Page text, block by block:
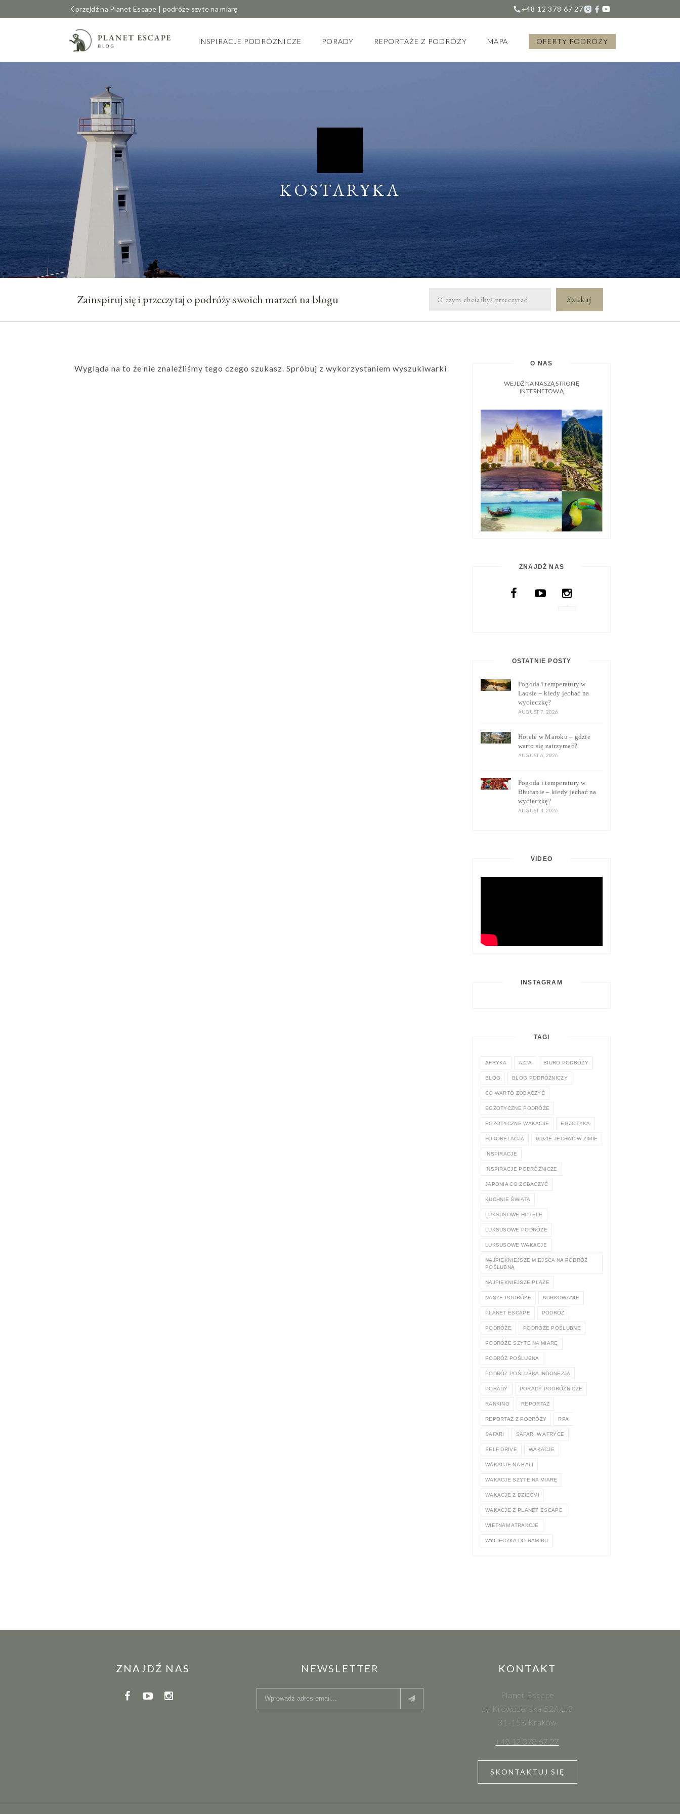
przejdź na Planet Escape | podróże szyte na miarę +48 12 378 67 27
INSPIRACJE PODRÓŻNICZE PORADY REPORTAŻE Z PODRÓŻY MAPA OFERTY PODRÓŻY
KOSTARYKA
Zainspiruj się i przeczytaj o podróży swoich marzeń na blogu
Wygląda na to że nie znaleźliśmy tego czego szukasz. Spróbuj z wykorzystaniem wyszukiwarki O NAS
WEJDŹ NA NASZĄ STRONĘ
INTERNETOWĄ
ZNAJDŹ NAS
OSTATNIE POSTY
Pogoda i temperatury w
Laosie – kiedy jechać na
wycieczkę?
AUGUST 7, 2026
Hotele w Maroku – gdzie
warto się zatrzymać?
AUGUST 6, 2026
Pogoda i temperatury w
Bhutanie – kiedy jechać na
wycieczkę?
AUGUST 4, 2026
VIDEO
INSTAGRAM
TAGI
AFRYKA AZJA BIURO PODRÓŻY
BLOG BLOG PODRÓŻNICZY
CO WARTO ZOBACZYĆ
EGZOTYCZNE PODRÓŻE
EGZOTYCZNE WAKACJE EGZOTYKA
FOTORELACJA GDZIE JECHAĆ W ZIMIE
INSPIRACJE
INSPIRACJE PODRÓŻNICZE
JAPONIA CO ZOBACZYĆ
KUCHNIE ŚWIATA
LUKSUSOWE HOTELE
LUKSUSOWE PODRÓŻE
LUKSUSOWE WAKACJE
NAJPIĘKNIEJSZE MIEJSCA NA PODRÓŻ
POŚLUBNĄ
NAJPIĘKNIEJSZE PLAŻE
NASZE PODRÓŻE NURKOWANIE
PLANET ESCAPE PODRÓŻ
PODRÓŻE PODRÓŻE POŚLUBNE
PODRÓŻE SZYTE NA MIARĘ
PODRÓŻ POŚLUBNA
PODRÓŻ POŚLUBNA INDONEZJA
PORADY PORADY PODRÓŻNICZE
RANKING REPORTAŻ
REPORTAŻ Z PODRÓŻY RPA
SAFARI SAFARI W AFRYCE
SELF DRIVE WAKACJE
WAKACJE NA BALI
WAKACJE SZYTE NA MIARĘ
WAKACJE Z DZIEĆMI
WAKACJE Z PLANET ESCAPE
WIETNAM ATRAKCJE
WYCIECZKA DO NAMIBII
ZNAJDŹ NAS NEWSLETTER KONTAKT
Planet Escape
ul. Krowoderska 52/l.u.2
31-158 Kraków
+48 12 378 67 27
SKONTAKTUJ SIĘ